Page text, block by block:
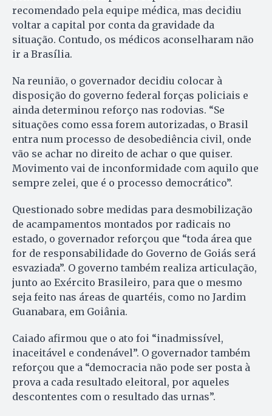
recomendado pela equipe médica, mas decidiu
voltar a capital por conta da gravidade da
situação. Contudo, os médicos aconselharam não
ir a Brasília.
Na reunião, o governador decidiu colocar à
disposição do governo federal forças policiais e
ainda determinou reforço nas rodovias. “Se
situações como essa forem autorizadas, o Brasil
entra num processo de desobediência civil, onde
vão se achar no direito de achar o que quiser.
Movimento vai de inconformidade com aquilo que
sempre zelei, que é o processo democrático”.
Questionado sobre medidas para desmobilização
de acampamentos montados por radicais no
estado, o governador reforçou que “toda área que
for de responsabilidade do Governo de Goiás será
esvaziada”. O governo também realiza articulação,
junto ao Exército Brasileiro, para que o mesmo
seja feito nas áreas de quartéis, como no Jardim
Guanabara, em Goiânia.
Caiado afirmou que o ato foi “inadmissível,
inaceitável e condenável”. O governador também
reforçou que a “democracia não pode ser posta à
prova a cada resultado eleitoral, por aqueles
descontentes com o resultado das urnas”.